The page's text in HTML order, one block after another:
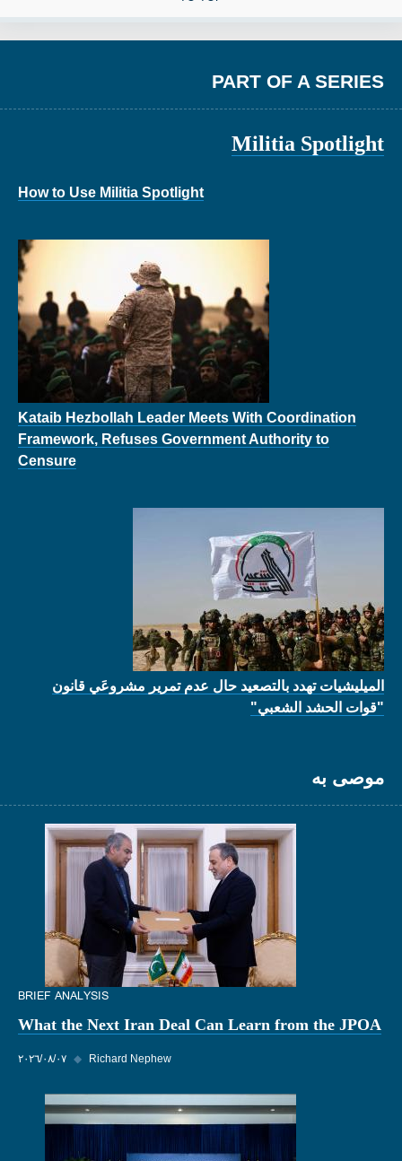
PART OF A SERIES
Militia Spotlight
How to Use Militia Spotlight
Kataib Hezbollah Leader Meets With Coordination
Framework, Refuses Government Authority to
Censure
الميليشيات تهدد بالتصعيد حال عدم تمرير مشروعَي قانون
"قوات الحشد الشعبي"
موصى به
BRIEF ANALYSIS
What the Next Iran Deal Can Learn from the JPOA
٠٧‏/٠٨‏/٢٠٢٦ ◆ Richard Nephew